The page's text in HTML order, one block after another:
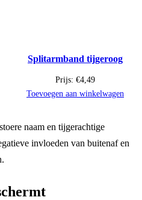
Splitarmband tijgeroog
Prijs: €4,49
Toevoegen aan winkelwagen
naam en tijgerachtige
invloeden van buitenaf en